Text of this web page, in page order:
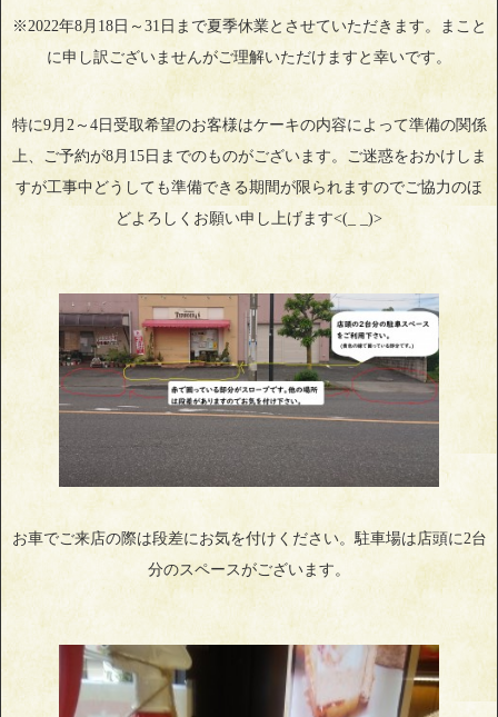
※2022年8月18日～31日まで夏季休業とさせていただきます。まこと
に申し訳ございませんがご理解いただけますと幸いです。
特に9月2～4日受取希望のお客様はケーキの内容によって準備の関係
上、ご予約が8月15日までのものがございます。ご迷惑をおかけしま
すが工事中どうしても準備できる期間が限られますのでご協力のほ
どよろしくお願い申し上げます<(_ _)>
お車でご来店の際は段差にお気を付けください。駐車場は店頭に2台
分のスペースがございます。